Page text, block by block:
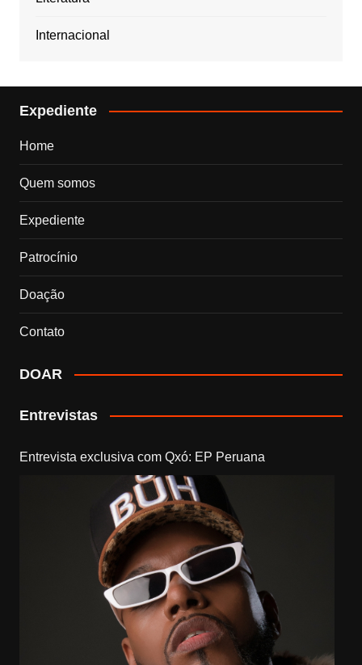
Internacional
Expediente
Home
Quem somos
Expediente
Patrocínio
Doação
Contato
DOAR
Entrevistas
Entrevista exclusiva com Qxó: EP Peruana